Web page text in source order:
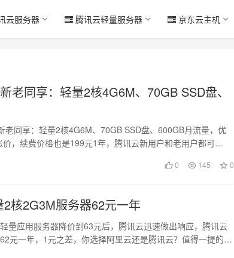
云服务器 腾讯云轻量服务器 京东云主机
老同享：轻量2核4G6M、70GB SSD盘、
老同享：轻量2核4G6M、70GB SSD盘、600GB月流量，优
，续费价格也是199元1年，腾讯云新用户和老用户都可…
0 145 0
核2G3M服务器62元一年
量应用服务器降价到63元后，腾讯云迅速做出响应，腾讯云
元一年，1元之差，你选择阿里云还是腾讯云？值得一提的